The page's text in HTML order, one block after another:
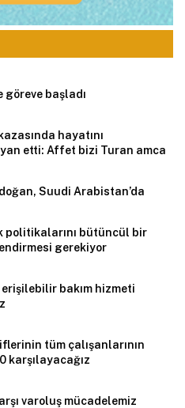
göreve başladı
hayatını
etti: Affet bizi Turan amca
Suudi Arabistan’da
politikalarını bütüncül bir
gerekiyor
bakım hizmeti
tüm çalışanlarının
karşılayacağız
varoluş mücadelemiz